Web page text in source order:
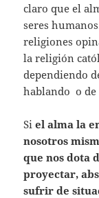
claro que el
seres
religiones
la religión
dependiendo
hablando o de
Siel alma la
nosotros
que nos dota
proyectar,
sufrir de